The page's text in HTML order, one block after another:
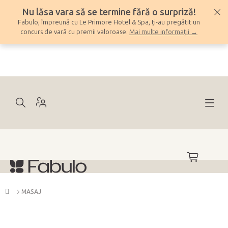
conținut
Nu lăsa vara să se termine fără o surpriză!
Fabulo, împreună cu Le Primore Hotel & Spa, ți-au pregătit un
concurs de vară cu premii valoroase. Mai multe informații →
COŞ
DE
Acasă
MASAJ